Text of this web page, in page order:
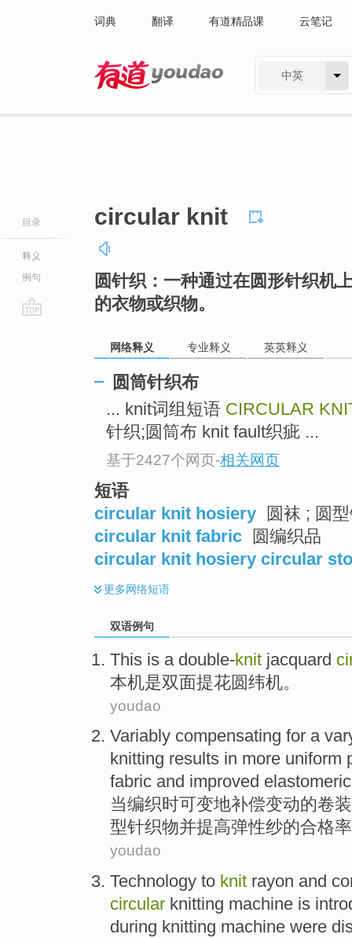
词典 翻译 有道精品课 云笔记
中英
目录
释义
例句
circular knit
圆针织：一种通过在圆形针织机
的衣物或织物。
网络释义 专业释义 英英释义
圆筒针织布
... knit词组短语 CIRCULAR
针织;圆筒布 knit fault织疵 ...
基于2427个网页-相关网页
短语
circular knit hosiery
圆袜 ; 圆
circular knit fabric
圆编织品
circular knit hosiery circular
更多网络短语
双语例句
This is a double-knit jacquard
本机是双面提花圆纬机。
youdao
Variably compensating for a
knitting results in more uniform
fabric and improved elastomeric
当编织时可变地补偿变动的卷装
型针织物并提高弹性纱的合格
youdao
Technology to knit rayon and
circular knitting machine is
during knitting machine were